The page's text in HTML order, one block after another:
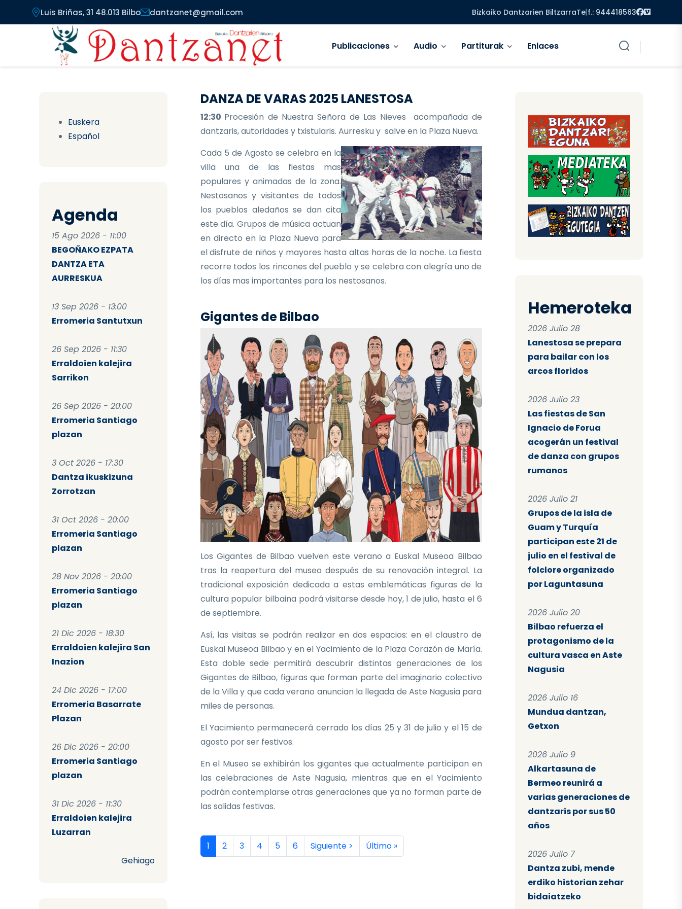
Pasar al contenido principal
Luis Briñas, 31 48.013 Bilbo dantzanet@gmail.com Bizkaiko Dantzarien BiltzarraTelf.: 944418563 Facebook
Vimeo
Publicaciones Audio Partiturak Enlaces
Euskera
Español
Agenda
15 Ago 2026 - 11:00
BEGOÑAKO EZPATA
DANTZA ETA
AURRESKUA
13 Sep 2026 - 13:00
Erromeria Santutxun
26 Sep 2026 - 11:30
Erraldoien kalejira
Sarrikon
26 Sep 2026 - 20:00
Erromeria Santiago
plazan
3 Oct 2026 - 17:30
Dantza ikuskizuna
Zorrotzan
31 Oct 2026 - 20:00
Erromeria Santiago
plazan
28 Nov 2026 - 20:00
Erromeria Santiago
plazan
21 Dic 2026 - 18:30
Erraldoien kalejira San
Inazion
24 Dic 2026 - 17:00
Erromeria Basarrate
Plazan
26 Dic 2026 - 20:00
Erromeria Santiago
plazan
31 Dic 2026 - 11:30
Erraldoien kalejira
Luzarran
Gehiago
DANZA DE VARAS 2025 LANESTOSA
12:30 Procesión de Nuestra Señora de Las Nieves acompañada de
dantzaris, autoridades y txistularis. Aurresku y salve en la Plaza Nueva.
Cada 5 de Agosto se celebra en la
villa una de las fiestas mas
populares y animadas de la zona.
Nestosanos y visitantes de todos
los pueblos aledaños se dan cita
este día. Grupos de música actuan
en directo en la Plaza Nueva para
el disfrute de niños y mayores hasta altas horas de la noche. La fiesta
recorre todos los rincones del pueblo y se celebra con alegría uno de
los días mas importantes para los nestosanos.
Gigantes de Bilbao
Los Gigantes de Bilbao vuelven este verano a Euskal Museoa Bilbao
tras la reapertura del museo después de su renovación integral. La
tradicional exposición dedicada a estas emblemáticas figuras de la
cultura popular bilbaina podrá visitarse desde hoy, 1 de julio, hasta el 6
de septiembre.
Así, las visitas se podrán realizar en dos espacios: en el claustro de
Euskal Museoa Bilbao y en el Yacimiento de la Plaza Corazón de María.
Esta doble sede permitirá descubrir distintas generaciones de los
Gigantes de Bilbao, figuras que forman parte del imaginario colectivo
de la Villa y que cada verano anuncian la llegada de Aste Nagusia para
miles de personas.
El Yacimiento permanecerá cerrado los días 25 y 31 de julio y el 15 de
agosto por ser festivos.
En el Museo se exhibirán los gigantes que actualmente participan en
las celebraciones de Aste Nagusia, mientras que en el Yacimiento
podrán contemplarse otras generaciones que ya no forman parte de
las salidas festivas.
Paginación
Página actual
1 Página
2 Página
3 Página
4 Página
5 Página
6 Siguiente página
Siguiente > Última página
Último »
Hemeroteka
2026 Julio 28
Lanestosa se prepara
para bailar con los
arcos floridos
2026 Julio 23
Las fiestas de San
Ignacio de Forua
acogerán un festival
de danza con grupos
rumanos
2026 Julio 21
Grupos de la isla de
Guam y Turquía
participan este 21 de
julio en el festival de
folclore organizado
por Laguntasuna
2026 Julio 20
Bilbao refuerza el
protagonismo de la
cultura vasca en Aste
Nagusia
2026 Julio 16
Mundua dantzan,
Getxon
2026 Julio 9
Alkartasuna de
Bermeo reunirá a
varias generaciones de
dantzaris por sus 50
años
2026 Julio 7
Dantza zubi, mende
erdiko historian zehar
bidaiatzeko